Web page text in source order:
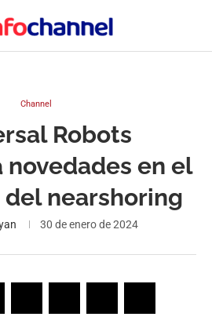
Channel
Robots
en el
nearshoring
30 de enero de 2024